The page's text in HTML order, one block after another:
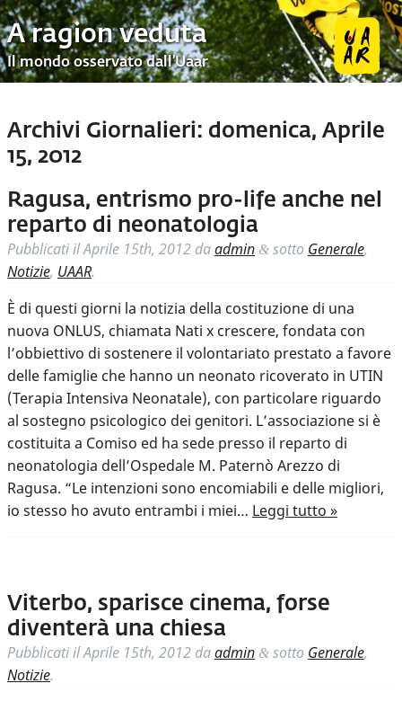
A ragion veduta
Il mondo osservato dall’Uaar
Archivi Giornalieri: domenica, Aprile
15, 2012
Ragusa, entrismo pro-life anche nel
reparto di neonatologia
Pubblicati ilAprile 15th, 2012 daadmin & sotto Generale,
Notizie, UAAR.
È di questi giorni la notizia della costituzione di una
nuova ONLUS, chiamata Nati x crescere, fondata con
l’obbiettivo di sostenere il volontariato prestato a favore
delle famiglie che hanno un neonato ricoverato in UTIN
(Terapia Intensiva Neonatale), con particolare riguardo
al sostegno psicologico dei genitori. L’associazione si è
costituita a Comiso ed ha sede presso il reparto di
neonatologia dell’Ospedale M. Paternò Arezzo di
Ragusa. “Le intenzioni sono encomiabili e delle migliori,
io stesso ho avuto entrambi i miei… Leggi tutto »
Viterbo, sparisce cinema, forse
diventerà una chiesa
Pubblicati ilAprile 15th, 2012 daadmin & sotto Generale,
Notizie.